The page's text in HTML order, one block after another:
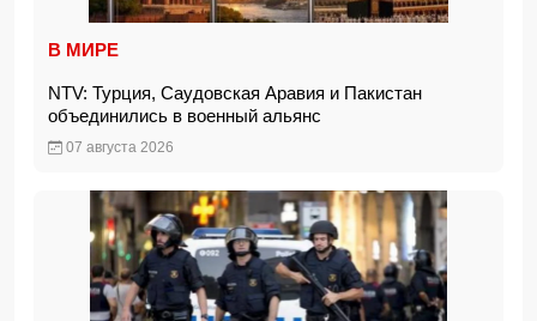
В МИРЕ
NTV: Турция, Саудовская Аравия и Пакистан
объединились в военный альянс
07 августа 2026